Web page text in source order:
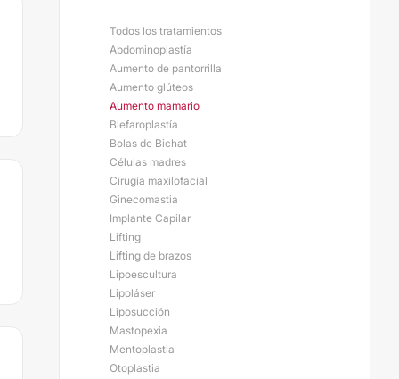
Todos los tratamientos
Abdominoplastía
Aumento de pantorrilla
Aumento glúteos
Aumento mamario
Blefaroplastía
Bolas de Bichat
Células madres
Cirugía maxilofacial
Ginecomastia
Implante Capilar
Lifting
Lifting de brazos
Lipoescultura
Lipoláser
Liposucción
Mastopexia
Mentoplastia
Otoplastia